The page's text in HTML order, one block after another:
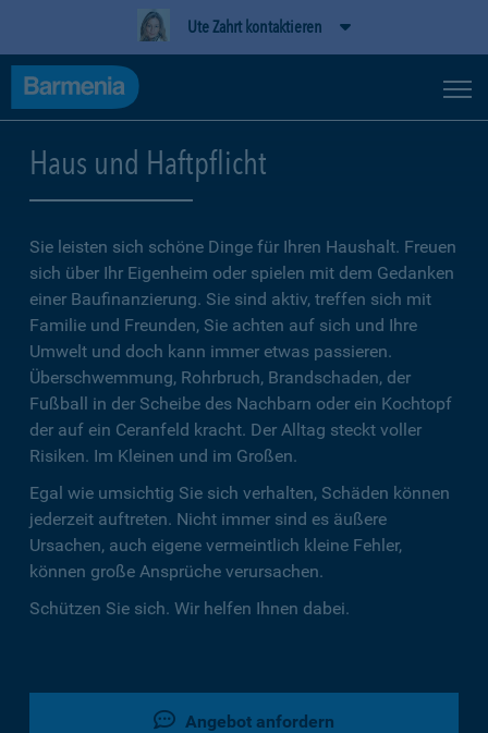
Ute Zahrt kontaktieren
Haus und Haftpflicht
Sie leisten sich schöne Dinge für Ihren Haushalt. Freuen
sich über Ihr Eigenheim oder spielen mit dem Gedanken
einer Baufinanzierung. Sie sind aktiv, treffen sich mit
Familie und Freunden, Sie achten auf sich und Ihre
Umwelt und doch kann immer etwas passieren.
Überschwemmung, Rohrbruch, Brandschaden, der
Fußball in der Scheibe des Nachbarn oder ein Kochtopf
der auf ein Ceranfeld kracht. Der Alltag steckt voller
Risiken. Im Kleinen und im Großen.
Egal wie umsichtig Sie sich verhalten, Schäden können
jederzeit auftreten. Nicht immer sind es äußere
Ursachen, auch eigene vermeintlich kleine Fehler,
können große Ansprüche verursachen.
Schützen Sie sich. Wir helfen Ihnen dabei.
Angebot anfordern